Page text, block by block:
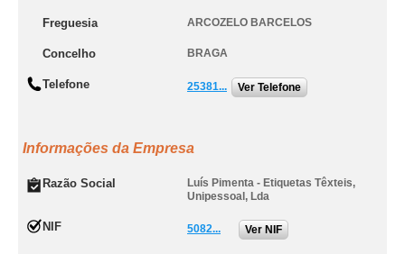
Freguesia ARCOZELO BARCELOS
Concelho BRAGA
Telefone 25381... Ver Telefone
Informações da Empresa
Razão Social
Luís Pimenta - Etiquetas Têxteis,
Unipessoal, Lda
NIF 5082... Ver NIF